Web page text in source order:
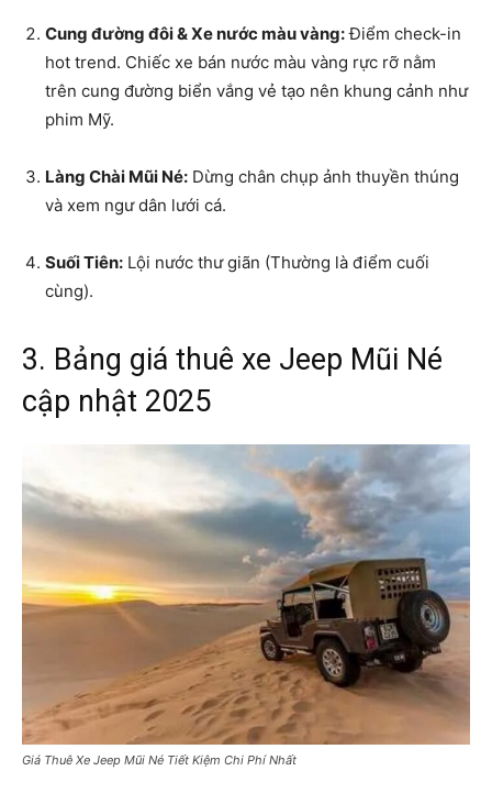
Cung đường đôi & Xe nước màu vàng:Điểm check-in
hot trend. Chiếc xe bán nước màu vàng rực rỡ nằm
trên cung đường biển vắng vẻ tạo nên khung cảnh như
phim Mỹ.
Làng Chài Mũi Né: Dừng chân chụp ảnh thuyền thúng
và xem ngư dân lưới cá.
Suối Tiên: Lội nước thư giãn (Thường là điểm cuối
cùng).
3. Bảng giá thuê xe Jeep Mũi Né
cập nhật 2025
Giá Thuê Xe Jeep Mũi Né Tiết Kiệm Chi Phí Nhất